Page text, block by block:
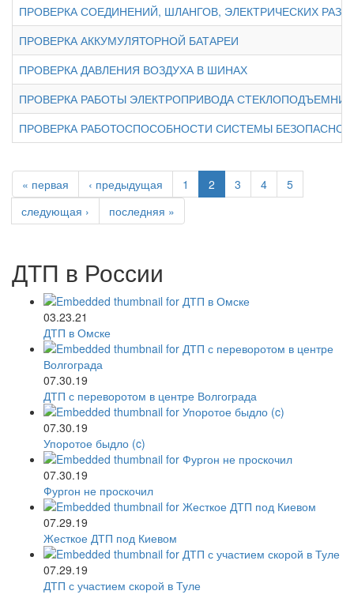
ПРОВЕРКА СОЕДИНЕНИЙ, ШЛАНГОВ, ЭЛЕКТРИЧЕСКИХ
ПРОВЕРКА АККУМУЛЯТОРНОЙ БАТАРЕИ
ПРОВЕРКА ДАВЛЕНИЯ ВОЗДУХА В ШИНАХ
ПРОВЕРКА РАБОТЫ ЭЛЕКТРОПРИВОДА
ПРОВЕРКА РАБОТОСПОСОБНОСТИ СИСТЕМЫ
« первая ‹ предыдущая 1 2 3 4
5
следующая ›
последняя »
ДТП в России
03.23.21
ДТП в Омске
07.30.19
ДТП с переворотом в центре Волгограда
07.30.19
Упоротое быдло (c)
07.30.19
Фургон не проскочил
07.29.19
Жесткое ДТП под Киевом
07.29.19
ДТП с участием скорой в Туле